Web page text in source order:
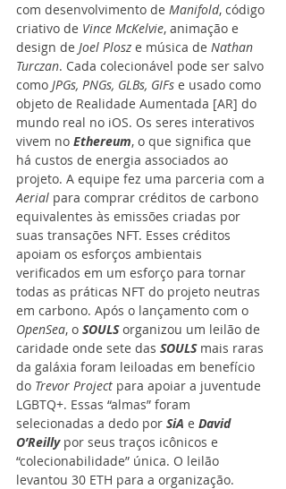
com desenvolvimento de Manifold, código
criativo de Vince McKelvie, animação e
design de Joel Plosz e música de Nathan
Turczan. Cada colecionável pode ser salvo
como JPGs, PNGs, GLBs, GIFs e usado como
objeto de Realidade Aumentada [AR] do
mundo real no iOS. Os seres interativos
vivem no Ethereum, o que significa que
há custos de energia associados ao
projeto. A equipe fez uma parceria com a
Aerial para comprar créditos de carbono
equivalentes às emissões criadas por
suas transações NFT. Esses créditos
apoiam os esforços ambientais
verificados em um esforço para tornar
todas as práticas NFT do projeto neutras
em carbono. Após o lançamento com o
OpenSea, o SOULS organizou um leilão de
caridade onde sete das SOULS mais raras
da galáxia foram leiloadas em benefício
do Trevor Project para apoiar a juventude
LGBTQ+. Essas “almas” foram
selecionadas a dedo por SiA e David
O’Reilly por seus traços icônicos e
“colecionabilidade” única. O leilão
levantou 30 ETH para a organização.